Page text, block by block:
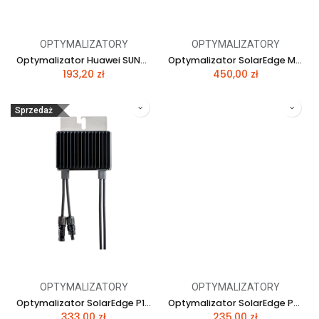
OPTYMALIZATORY
Optymalizator Huawei SUN2000P-450W
193,20 zł
OPTYMALIZATORY
Optymalizator SolarEdge M1600-1RMMRTTY
450,00 zł
Sprzedaż
OPTYMALIZATORY
Optymalizator SolarEdge P1100-4RM4MBT
OPTYMALIZATORY
Optymalizator SolarEdge P401-5R M4M RM